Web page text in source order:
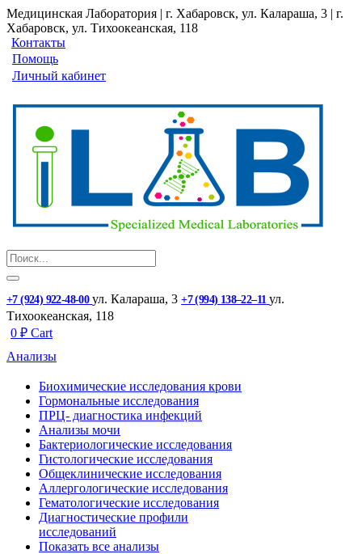
Медицинская Лаборатория | г. Хабаровск, ул. Калараша, 3 | г.
Хабаровск, ул. ​Тихоокеанская, 118
Контакты
Помощь
Личный кабинет
+7 (924) 922-48-00 ул. ​Калараша, 3 +7 (994) 138‒22‒11 ул. ​
Тихоокеанская, 118
0 ₽ Cart
Анализы
Биохимические исследования крови
Гормональные исследования
ПРЦ- диагностика инфекций
Анализы мочи
Бактериологические исследования
Гистологические исследования
Общеклинические исследования
Аллергологические исследования
Гематологические исследования
Диагностические профили
исследований
Показать все анализы